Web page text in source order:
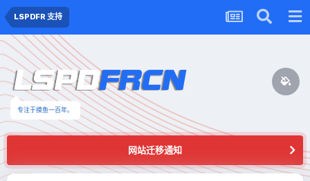
LSPDFR 支持
专注于摸鱼一百年。
网站迁移通知